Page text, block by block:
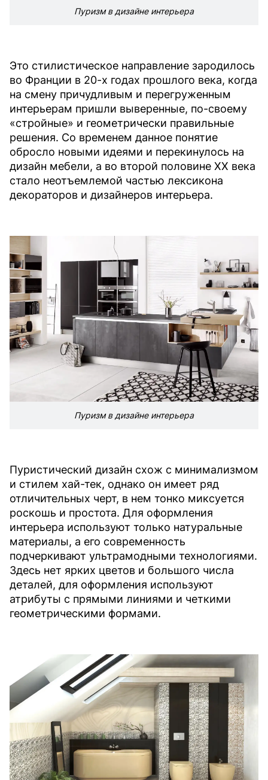
Пуризм в дизайне интерьера
Это стилистическое направление зародилось
во Франции в 20-х годах прошлого века, когда
на смену причудливым и перегруженным
интерьерам пришли выверенные, по-своему
«стройные» и геометрически правильные
решения. Со временем данное понятие
обросло новыми идеями и перекинулось на
дизайн мебели, а во второй половине XX века
стало неотъемлемой частью лексикона
декораторов и дизайнеров интерьера.
Пуризм в дизайне интерьера
Пуристический дизайн схож с минимализмом
и стилем хай-тек, однако он имеет ряд
отличительных черт, в нем тонко миксуется
роскошь и простота. Для оформления
интерьера используют только натуральные
материалы, а его современность
подчеркивают ультрамодными технологиями.
Здесь нет ярких цветов и большого числа
деталей, для оформления используют
атрибуты с прямыми линиями и четкими
геометрическими формами.